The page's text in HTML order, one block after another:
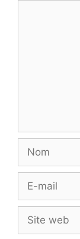
mail
web